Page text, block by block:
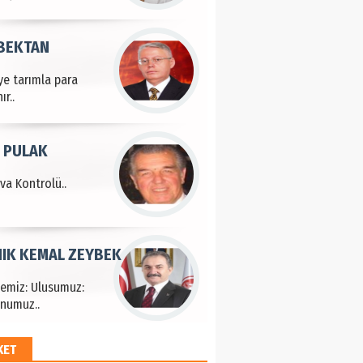
tarımla para
Kontrolü..
PULAK
Ulusumuz:
KEMAL ZEYBEK
HAYRİ PEKER